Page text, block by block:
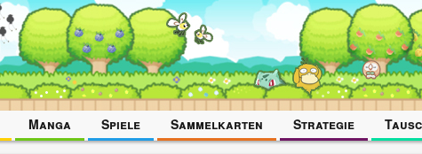
Manga Spiele Sammelkarten Strategie